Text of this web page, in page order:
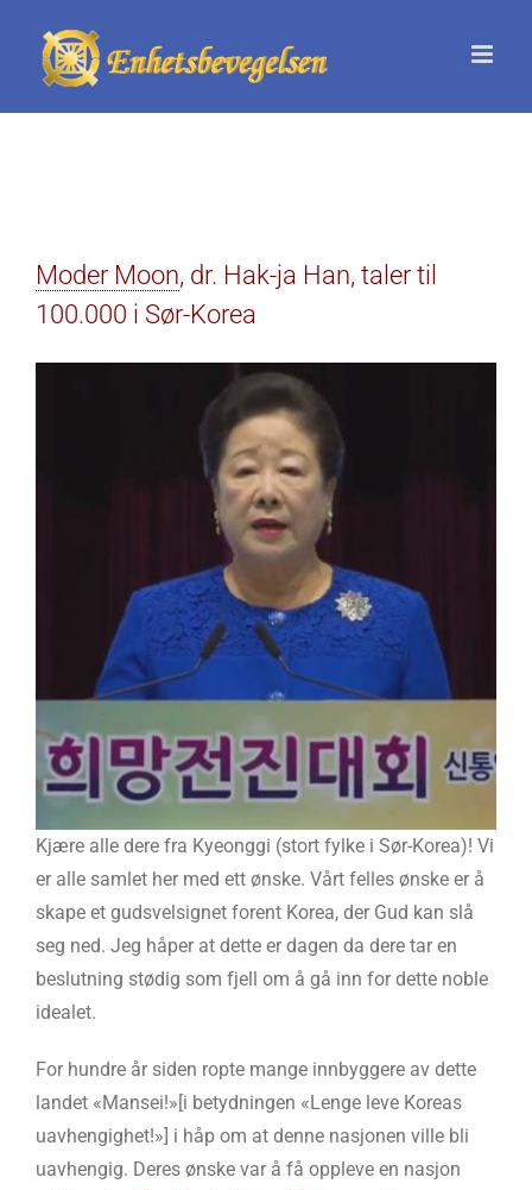
content
Moder Moon, dr. Hak-ja Han, taler til
100.000 i Sør-Korea
Kjære alle dere fra Kyeonggi (stort fylke i Sør-Korea)! Vi
er alle samlet her med ett ønske. Vårt felles ønske er å
skape et gudsvelsignet forent Korea, der Gud kan slå
seg ned. Jeg håper at dette er dagen da dere tar en
beslutning stødig som fjell om å gå inn for dette noble
idealet.
For hundre år siden ropte mange innbyggere av dette
landet «Mansei!»[i betydningen «Lenge leve Koreas
uavhengighet!»] i håp om at denne nasjonen ville bli
uavhengig. Deres ønske var å få oppleve en nasjon